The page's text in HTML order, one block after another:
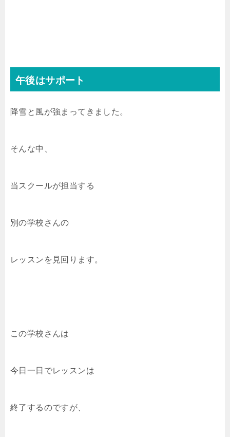
午後はサポート
降雪と風が強まってきました。
そんな中、
当スクールが担当する
別の学校さんの
レッスンを見回ります。
この学校さんは
今日一日でレッスンは
終了するのですが、